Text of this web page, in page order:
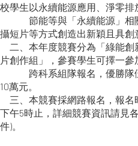
校學生以永續能源應用、淨零排
節能等與「永續能源」相關
攝短片等方式創造出新穎且具創
二、本年度競賽分為「綠能創
片創作組」，參賽學生可擇一
跨科系組隊報名，優勝隊伍
10萬元。
三、本競賽採網路報名，報名
下午5時止，詳細競賽資訊請見
件)。